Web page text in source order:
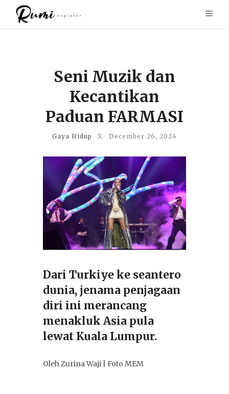
Seni Muzik dan
Kecantikan
Paduan FARMASI
Gaya Hidup X December 26, 2024
Dari Turkiye ke seantero
dunia, jenama penjagaan
diri ini merancang
menakluk Asia pula
lewat Kuala Lumpur.
Oleh Zurina Waji | Foto MEM